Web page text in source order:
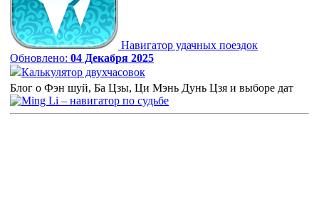
Навигатор удачных поездок
Обновлено: 04 Декабря 2025
Калькулятор двухчасовок
Блог о Фэн шуй, Ба Цзы, Ци Мэнь Дунь Цзя и выборе дат